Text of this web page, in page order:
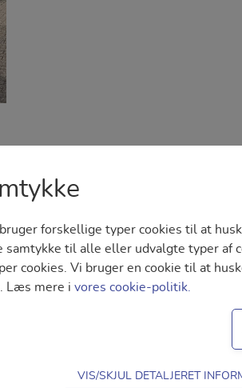
bruger forskellige typer cookies til at
samtykke til alle eller udvalgte typer af
cookies. Vi bruger en cookie til at
Læs mere i vores cookie-politik.
VIS/SKJUL DETALJERET